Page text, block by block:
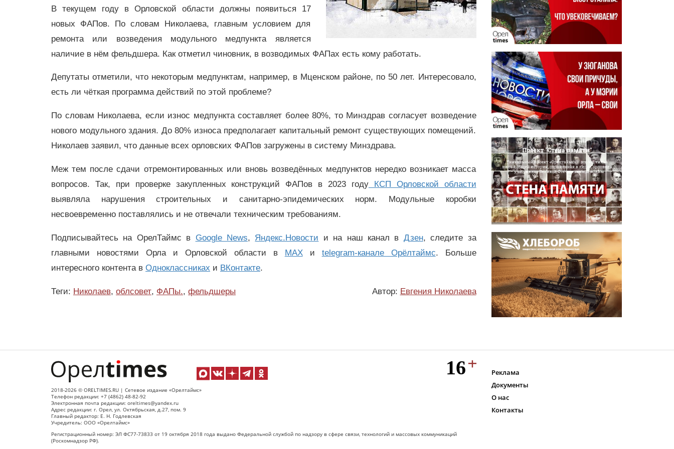
В текущем году в Орловской области должны появиться 17
новых ФАПов. По словам Николаева, главным условием для
ремонта или возведения модульного медпункта является
наличие в нём фельдшера. Как отметил чиновник, в возводимых ФАПах есть кому работать.
Депутаты отметили, что некоторым медпунктам, например, в Мценском районе, по 50 лет. Интересовало,
есть ли чёткая программа действий по этой проблеме?
По словам Николаева, если износ медпункта составляет более 80%, то Минздрав согласует возведение
нового модульного здания. До 80% износа предполагает капитальный ремонт существующих помещений.
Николаев заявил, что данные всех орловских ФАПов загружены в систему Минздрава.
Меж тем после сдачи отремонтированных или вновь возведённых медпунктов нередко возникает масса
вопросов. Так, при проверке закупленных конструкций ФАПов в 2023 годуКСП Орловской области
выявляла нарушения строительных и санитарно-эпидемических норм. Модульные коробки
несвоевременно поставлялись и не отвечали техническим требованиям.
Подписывайтесь на ОрелТаймс в Google News, Яндекс.Новости и на наш канал в Дзен, следите за
главными новостями Орла и Орловской области в MAXи telegram-канале Орёлтаймс. Больше
интересного контента в Одноклассниках и ВКонтакте.
Теги: Николаев, облсовет, ФАПы., фельдшеры Автор: Евгения Николаева
2018-2026 © ORELTIMES.RU | Сетевое издание «Орелтаймс»
Телефон редакции: +7 (4862) 48-82-92
Электронная почта редакции: oreltimes@yandex.ru
Адрес редакции: г. Орел, ул. Октябрьская, д.27, пом. 9
Главный редактор: Е. Н. Годлевская
Учредитель: ООО «Орелтаймс»
Регистрационный номер: ЭЛ ФС77-73833 от 19 октября 2018 года выдано Федеральной службой по надзору в сфере связи, технологий и массовых коммуникаций
(Роскомнадзор РФ).
Реклама
Документы
О нас
Контакты